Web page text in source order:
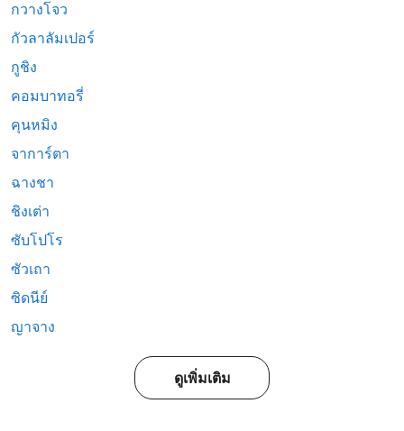
กวางโจว
กัวลาลัมเปอร์
กูชิง
คอมบาทอรี่
คุนหมิง
จาการ์ตา
ฉางชา
ชิงเต่า
ซับโปโร
ซัวเถา
ซิดนีย์
ญาจาง
ดูเพิ่มเติม